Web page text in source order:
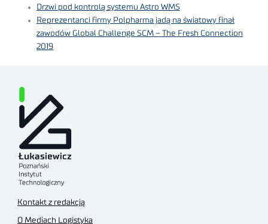
Drzwi pod kontrolą systemu Astro WMS
Reprezentanci firmy Polpharma jadą na światowy finał
zawodów Global Challenge SCM – The Fresh Connection
2019
Kontakt z redakcją
O Mediach Logistyka